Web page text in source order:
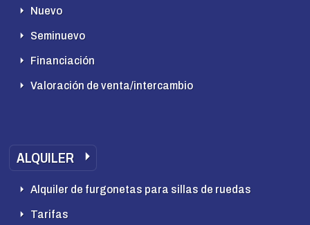
Nuevo
Seminuevo
Financiación
Valoración de venta/intercambio
ALQUILER
Alquiler de furgonetas para sillas de ruedas
Tarifas